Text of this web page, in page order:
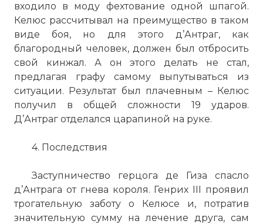
входило в моду фехтование одной шпагой.
Келюс рассчитывал на преимущество в таком
виде боя, но для этого д’Антраг, как
благородный человек, должен был отбросить
свой кинжал. А он этого делать не стал,
предлагая графу самому выпутываться из
ситуации. Результат был плачевным – Келюс
получил в общей сложности 19 ударов.
Д’Антраг отделался царапиной на руке.
4. Последствия
Заступничество герцога де Гиза спасло
д’Антрага от гнева короля. Генрих III проявил
трогательную заботу о Келюсе и, потратив
значительную сумму на лечение друга, сам